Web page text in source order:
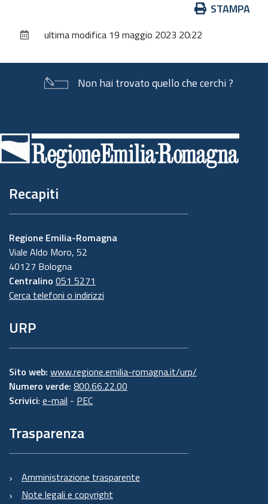
documento
STAMPA
ultima modifica 19 maggio 2023 20:22
Non hai trovato quello che cerchi ?
di
pagina
Recapiti
Regione Emilia-Romagna
Viale Aldo Moro, 52
40127 Bologna
Centralino 051 5271
Cerca telefoni o indirizzi
URP
Sito web: www.regione.emilia-romagna.it/urp/
Numero verde: 800.66.22.00
Scrivici: e-mail - PEC
Trasparenza
Amministrazione trasparente
Note legali e copyright